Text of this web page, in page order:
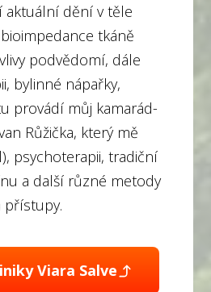
aktuální dění v těle
tkáně
podvědomí, dále
bylinné nápařky,
provádí můj kamarád-
Růžička, který mě
psychoterapii, tradiční
a další různé metody
přístupy.
Viara Salve